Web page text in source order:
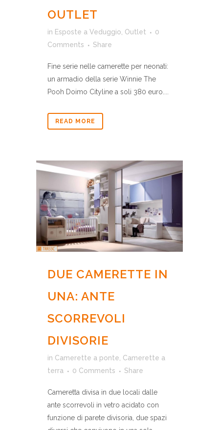
OUTLET
in Esposte a Veduggio Outlet
0
Comments
Share
Fine serie nelle camerette per neonati:
un armadio della serie Winnie The
Pooh Doimo Cityline a soli 380 euro....
READ MORE
DUE CAMERETTE IN
UNA: ANTE
SCORREVOLI
DIVISORIE
in Camerette a ponte, Camerette a
terra
0 Comments Share
Cameretta divisa in due locali dalle
ante scorrevoli in vetro acidato con
funzione di parete divisoria, due spazi